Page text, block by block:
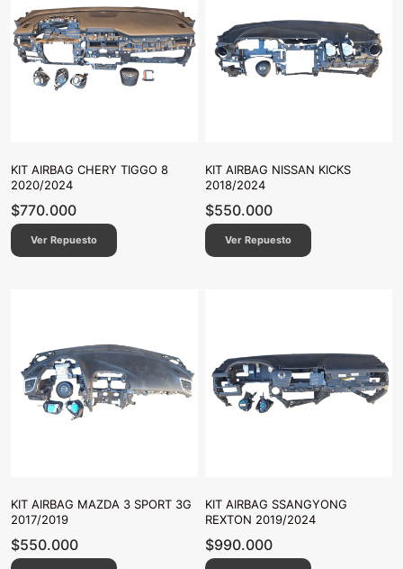
KIT AIRBAG CHERY TIGGO 8
2020/2024
$770.000
Ver Repuesto
KIT AIRBAG NISSAN KICKS
2018/2024
$550.000
Ver Repuesto
KIT AIRBAG MAZDA 3 SPORT 3G
2017/2019
$550.000
KIT AIRBAG SSANGYONG
REXTON 2019/2024
$990.000